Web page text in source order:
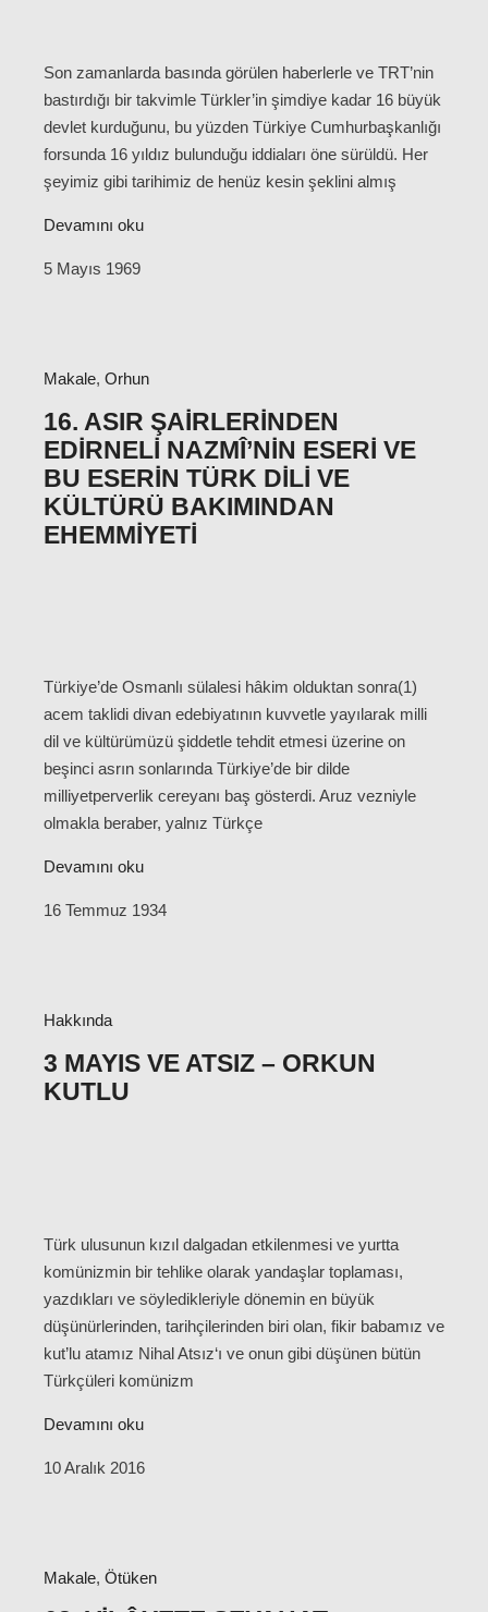
Son zamanlarda basında görülen haberlerle ve TRT’nin
bastırdığı bir takvimle Türkler’in şimdiye kadar 16 büyük
devlet kurduğunu, bu yüzden Türkiye Cumhurbaşkanlığı
forsunda 16 yıldız bulunduğu iddiaları öne sürüldü. Her
şeyimiz gibi tarihimiz de henüz kesin şeklini almış
Devamını oku
5 Mayıs 1969
Makale, Orhun
16. ASIR ŞAIRLERINDEN
EDIRNELI NAZMÎ’NIN ESERI VE
BU ESERIN TÜRK DILI VE
KÜLTÜRÜ BAKIMINDAN
EHEMMIYETI
Türkiye’de Osmanlı sülalesi hâkim olduktan sonra(1)
acem taklidi divan edebiyatının kuvvetle yayılarak milli
dil ve kültürümüzü şiddetle tehdit etmesi üzerine on
beşinci asrın sonlarında Türkiye’de bir dilde
milliyetperverlik cereyanı baş gösterdi. Aruz vezniyle
olmakla beraber, yalnız Türkçe
Devamını oku
16 Temmuz 1934
Hakkında
3 MAYIS VE ATSIZ – ORKUN
KUTLU
Türk ulusunun kızıl dalgadan etkilenmesi ve yurtta
komünizmin bir tehlike olarak yandaşlar toplaması,
yazdıkları ve söyledikleriyle dönemin en büyük
düşünürlerinden, tarihçilerinden biri olan, fikir babamız ve
kut’lu atamız Nihal Atsız‘ı ve onun gibi düşünen bütün
Türkçüleri komünizm
Devamını oku
10 Aralık 2016
Makale, Ötüken